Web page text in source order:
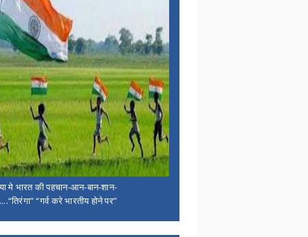
मे भारत की पहचान-आन-बान-शान-
“गर्व करे भारतीय होने पर”